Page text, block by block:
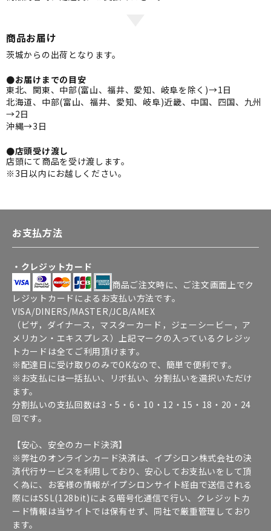
商品お届け
茨城からの出荷となります。
●お届けまでの目安
東北、関東、中部(富山、福井、愛知、岐阜を除く)→1日
北海道、中部(富山、福井、愛知、岐阜)近畿、中国、四国、九州
→2日
沖縄→3日
●店頭受け渡し
店頭にて商品を受け渡します。
※3日以内にお越しください。
お支払方法
・クレジットカード
商品ご注文時に、ご注文画面上でク
レジットカードによるお支払い方法です。
VISA/DINERS/MASTER/JCB/AMEX
（ビザ，ダイナース，マスターカード，ジェーシービー，ア
メリカン・エキスプレス）上記マークの入っているクレジッ
トカードは全てご利用頂けます。
※配達日に受け取りのみでOKなので、簡単で便利です。
※お支払には一括払い、リボ払い、分割払いを選択いただけ
ます。
分割払いの支払回数は3・5・6・10・12・15・18・20・24
回です。
【安心、安全のカード決済】
※弊社のオンラインカード決済は、イプシロン株式会社の決
済代行サービスを利用しており、安心してお支払いをして頂
く為に、お客様の情報がイプシロンサイト経由で送信される
際にはSSL(128bit)による暗号化通信で行い、クレジットカ
ード情報は当サイトでは保有せず、同社で厳重管理しており
ます。